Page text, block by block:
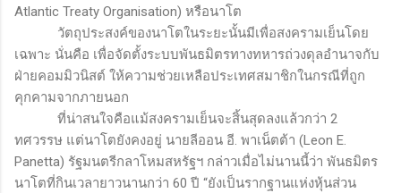
Atlantic Treaty Organisation) หรือนาโต
วัตถุประสงค์ของนาโตในระยะนั้นมีเพื่อสงครามเย็นโดย
เฉพาะ นั่นคือ เพื่อจัดตั้งระบบพันธมิตรทางทหารถ่วงดุลอำนาจกับ
ฝ่ายคอมมิวนิสต์ ให้ความช่วยเหลือประเทศสมาชิกในกรณีที่ถูก
คุกคามจากภายนอก
ที่น่าสนใจคือแม้สงครามเย็นจะสิ้นสุดลงแล้วกว่า 2
ทศวรรษ แต่นาโตยังคงอยู่ นายลีออน อี. พาเน็ตต้า (Leon E.
Panetta) รัฐมนตรีกลาโหมสหรัฐฯ กล่าวเมื่อไม่นานนี้ว่า พันธมิตร
นาโตที่กินเวลายาวนานกว่า 60 ปี “ยังเป็นรากฐานแห่งหุ้นส่วน